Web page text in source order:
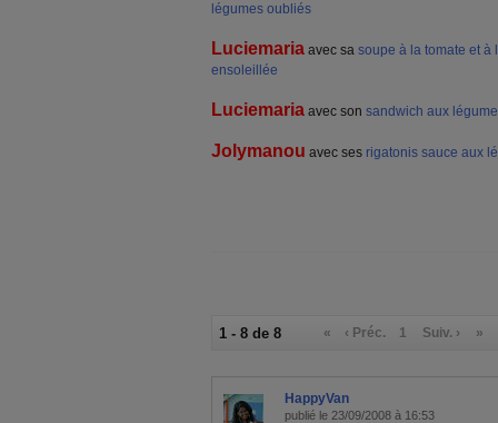
légumes oubliés
Luciemaria avec sa soupe à la tomate et à
ensoleillée
Luciemaria avec son sandwich aux
Jolymanou avec ses rigatonis sauce aux
1 - 8 de 8 « ‹ Préc. 1 Suiv. › »
HappyVan
publié le 23/09/2008 à 16:53